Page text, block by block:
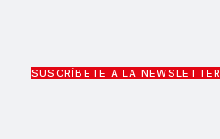
SUSCRÍBETE A LA NEWSLETTER